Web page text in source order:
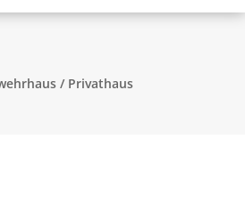
/ Privathaus